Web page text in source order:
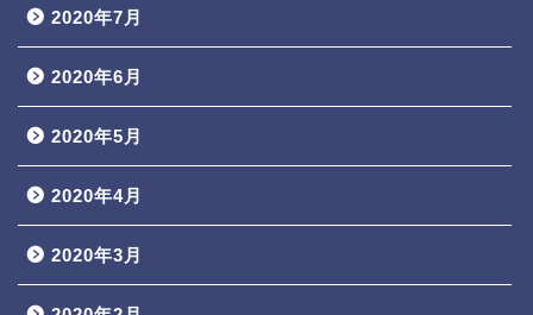
2020年7月
2020年6月
2020年5月
2020年4月
2020年3月